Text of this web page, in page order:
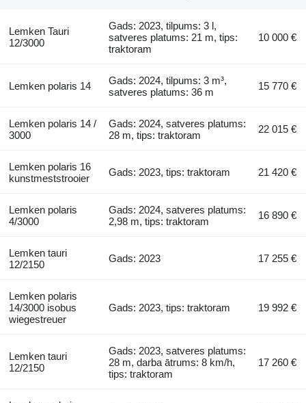
Lemken Tauri
12/3000
Gads: 2023, tilpums: 3 l,
satveres platums: 21 m, tips:
traktoram
10 000 €
Lemken polaris 14
Gads: 2024, tilpums: 3 m³,
satveres platums: 36 m
15 770 €
Lemken polaris 14 /
3000
Gads: 2024, satveres platums:
28 m, tips: traktoram
22 015 €
Lemken polaris 16
kunstmeststrooier
Gads: 2023, tips: traktoram 21 420 €
Lemken polaris
4/3000
Gads: 2024, satveres platums:
2,98 m, tips: traktoram
16 890 €
Lemken tauri
12/2150
Gads: 2023 17 255 €
Lemken polaris
14/3000 isobus
wiegestreuer
Gads: 2023, tips: traktoram 19 992 €
Lemken tauri
12/2150
Gads: 2023, satveres platums:
28 m, darba ātrums: 8 km/h,
tips: traktoram
17 260 €